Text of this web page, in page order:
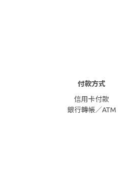
付款方式
信用卡付款
銀行轉帳／ATM